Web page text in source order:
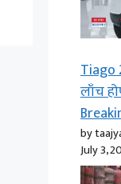
Tiago
लाँच
by
July 3,